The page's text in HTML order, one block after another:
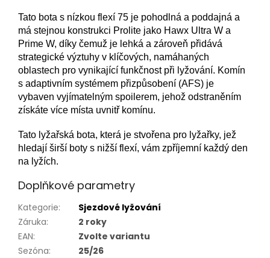
Tato bota s nízkou flexí 75 je pohodlná a poddajná a
má stejnou konstrukci Prolite jako Hawx Ultra W a
Prime W, díky čemuž je lehká a zároveň přidává
strategické výztuhy v klíčových, namáhaných
oblastech pro vynikající funkčnost při lyžování. Komín
s adaptivním systémem přizpůsobení (AFS) je
vybaven vyjímatelným spoilerem, jehož odstraněním
získáte více místa uvnitř komínu.
Tato lyžařská bota, která je stvořena pro lyžařky, jež
hledají širší boty s nižší flexí, vám zpříjemní každý den
na lyžích.
Doplňkové parametry
Kategorie:
Sjezdové lyžování
Záruka:
2 roky
EAN:
Zvolte variantu
Sezóna:
25/26